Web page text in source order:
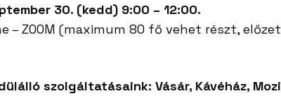
30. (kedd) 9:00 – 12:00.
– ZOOM (maximum 80 fő vehet részt,
szolgáltatásaink: Vásár, Kávéház,